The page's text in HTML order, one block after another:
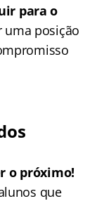
para o
uma posição
o próximo!
que